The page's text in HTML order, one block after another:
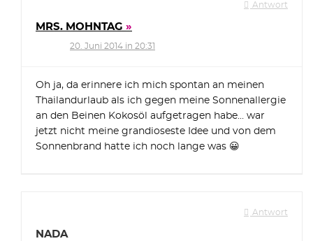
Antwort
MRS. MOHNTAG
20. Juni 2014 in 20:31
Oh ja, da erinnere ich mich spontan an meinen
Thailandurlaub als ich gegen meine Sonnenallergie
an den Beinen Kokosöl aufgetragen habe… war
jetzt nicht meine grandioseste Idee und von dem
Sonnenbrand hatte ich noch lange was 😀
Antwort
NADA